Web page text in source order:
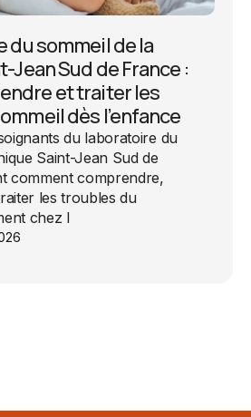
du sommeil de la
Jean Sud de France :
et traiter les
dès l’enfance
du laboratoire du
Saint-Jean Sud de
comment comprendre,
les troubles du
chez l